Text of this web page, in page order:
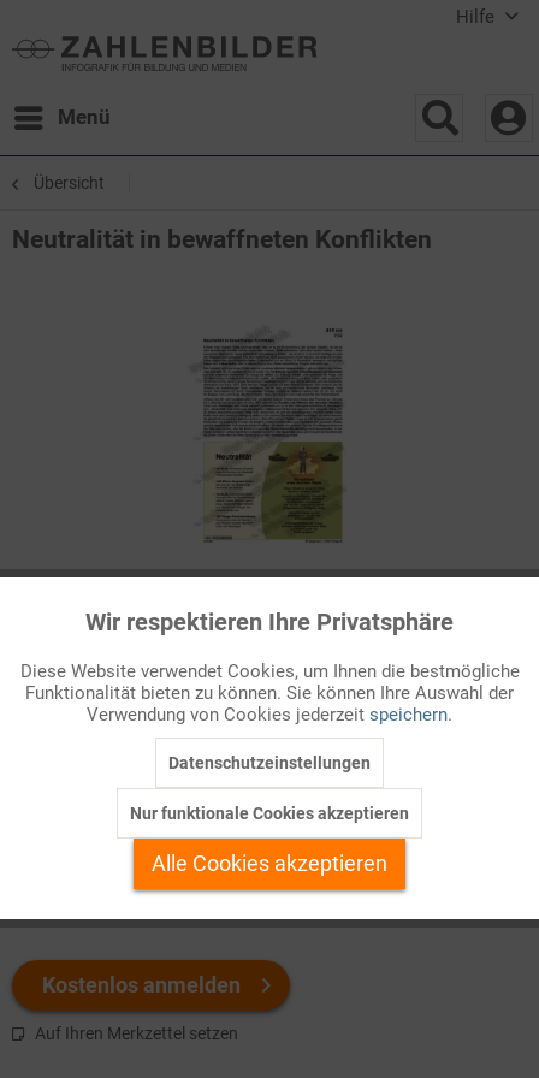
Hilfe
Menü
Übersicht
Neutralität in bewaffneten Konflikten
Staaten ihre Haltung dazu überdenken. Sich neutral zu verhalten
ist eine Möglichkeit. Aber was bedeutet Neutralität? Welche
Regeln sieht das Völkerrecht dafür vor?
Welchen Download brauchen Sie?
Kostenlos anmelden
Auf Ihren Merkzettel setzen
Funktionale Aktiv
Marketing Inaktiv
Personalisierung Inaktiv
Service
Wir respektieren Ihre Privatsphäre
Diese Website verwendet Cookies, um Ihnen die bestmögliche
Funktionalität bieten zu können. Sie können Ihre Auswahl der
Verwendung von Cookies jederzeit speichern.
Datenschutzeinstellungen
Nur funktionale Cookies akzeptieren
Alle Cookies akzeptieren